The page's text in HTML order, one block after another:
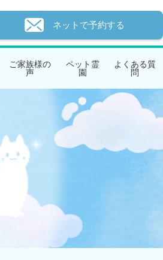
ネットで予約する
ご家族様の
声
ペット霊
園
よくある質
問